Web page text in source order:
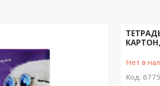
Нет в
Код: